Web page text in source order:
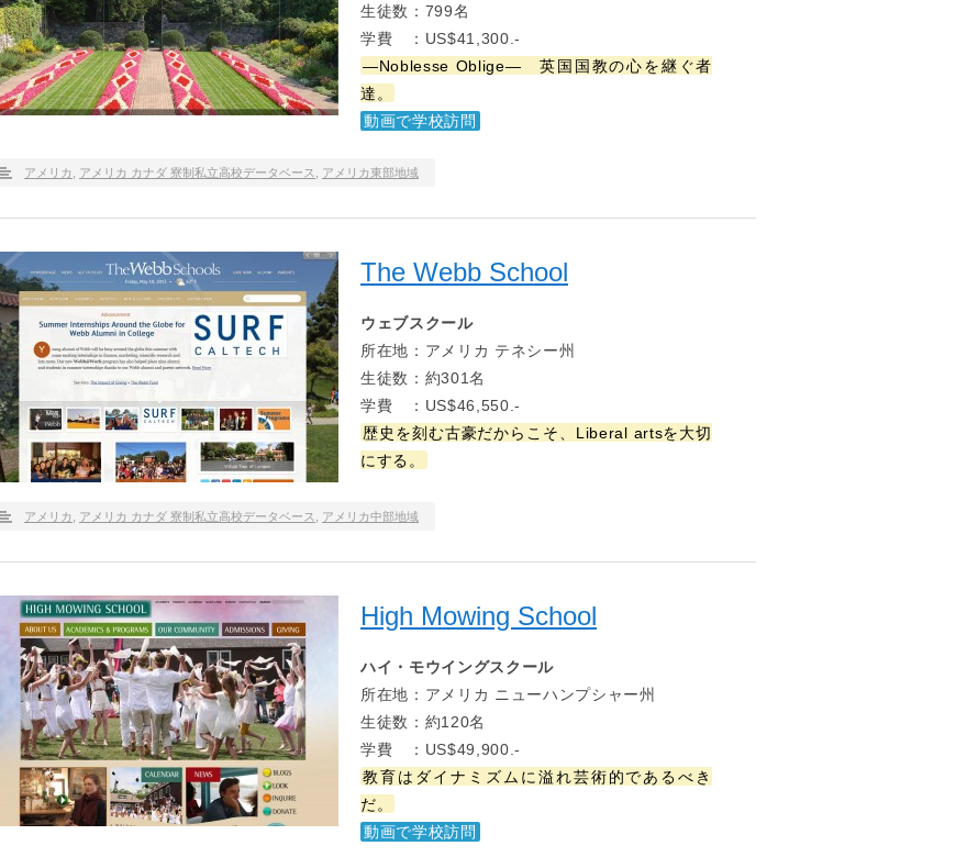
生徒数：799名
学費 ：US$41,300.-
—Noblesse Oblige— 英国国教の心を継ぐ者
達。
動画で学校訪問
アメリカ アメリカ カナダ 寮制私立高校データベース アメリカ東部地域
The Webb School
ウェブスクール
所在地：アメリカ テネシー州
生徒数：約301名
学費 ：US$46,550.-
歴史を刻む古豪だからこそ、Liberal artsを大切
にする。
アメリカ アメリカ カナダ 寮制私立高校データベース アメリカ中部地域
High Mowing School
ハイ・モウイングスクール
所在地：アメリカ ニューハンプシャー州
生徒数：約120名
学費 ：US$49,900.-
教育はダイナミズムに溢れ芸術的であるべき
だ。
動画で学校訪問